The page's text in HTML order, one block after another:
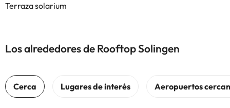
Terraza solarium
Los alrededores de Rooftop Solingen